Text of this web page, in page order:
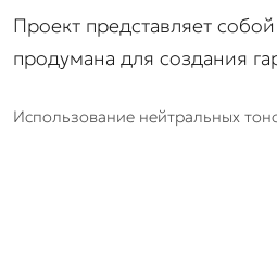
Проект представляет
продумана для создания
Использование нейтральных